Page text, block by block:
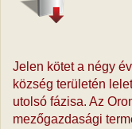
Jelen kötet a négy
község területén
utolsó fázisa. Az
mezőgazdasági